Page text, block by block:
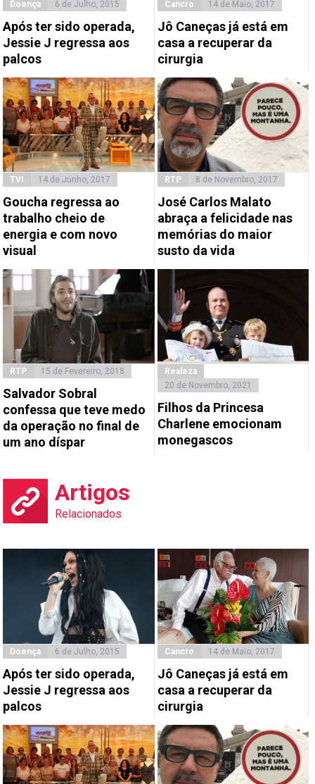
Doença 6 de Julho, 2015
Após ter sido operada,
Jessie J regressa aos
palcos
Cancro 14 de Maio, 2017
Jô Caneças já está em
casa a recuperar da
cirurgia
TVI 14 de Junho, 2017
Goucha regressa ao
trabalho cheio de
energia e com novo
visual
RTP 8 de Novembro, 2017
José Carlos Malato
abraça a felicidade nas
memórias do maior
susto da vida
RTP 15 de Fevereiro, 2018
Salvador Sobral
confessa que teve medo
da operação no final de
um ano díspar
Realeza
20 de Novembro, 2021
Filhos da Princesa
Charlene emocionam
monegascos
Artigos
Relacionados
Doença 6 de Julho, 2015
Após ter sido operada,
Jessie J regressa aos
palcos
Cancro 14 de Maio, 2017
Jô Caneças já está em
casa a recuperar da
cirurgia